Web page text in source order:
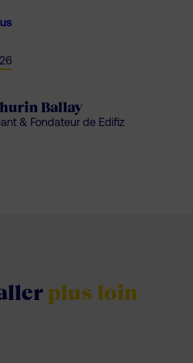
Ballay
& Fondateur de Edifiz
plus loin